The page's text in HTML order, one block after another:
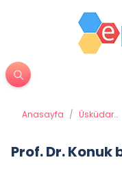
Anasayfa / Üsküdar
Prof. Dr. Konuk